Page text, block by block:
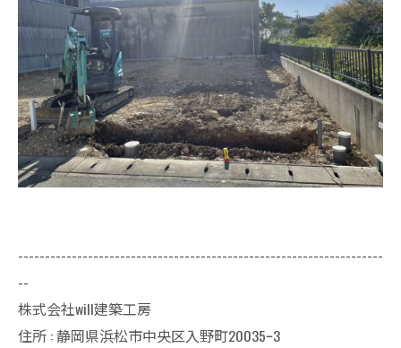
--------------------------------------------------------------------
--
株式会社will建築工房
住所 : 静岡県浜松市中央区入野町20035ｰ3